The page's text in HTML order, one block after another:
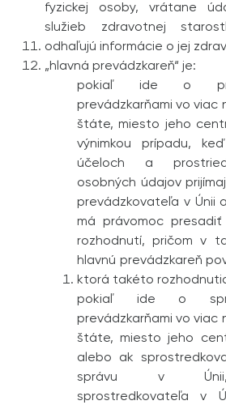
fyzickej osoby, vrátane
služieb zdravotnej
odhaľujú informácie o jej
„hlavná prevádzkareň“ je:
pokiaľ ide o
prevádzkarňami vo viac
štáte, miesto jeho
výnimkou prípadu,
účeloch a
osobných údajov
prevádzkovateľa v Únii
má právomoc
rozhodnutí, pričom v
hlavnú prevádzkareň
ktorá takéto
pokiaľ ide o
prevádzkarňami vo viac
štáte, miesto jeho
alebo ak
správu v Únii,
sprostredkovateľa v